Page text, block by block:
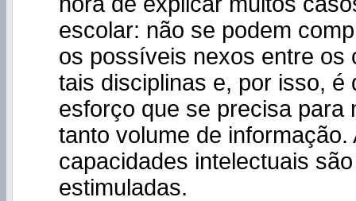
escolar: não se podem
os possíveis nexos entre os
tais disciplinas e, por isso, é
esforço que se precisa para
tanto volume de informação.
capacidades intelectuais
estimuladas.